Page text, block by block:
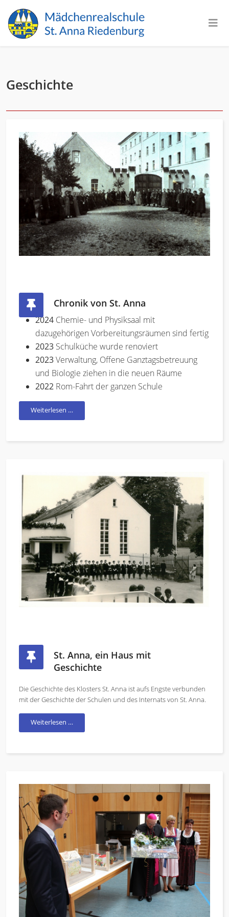
Geschichte
Chronik von St. Anna
2024 Chemie- und Physiksaal mit
dazugehörigen Vorbereitungsräumen sind fertig
2023 Schulküche wurde renoviert
2023Verwaltung, Offene Ganztagsbetreuung
und Biologie ziehen in die neuen Räume
2022 Rom-Fahrt der ganzen Schule
Weiterlesen …
St. Anna, ein Haus mit
Geschichte
Die Geschichte des Klosters St. Anna ist aufs Engste verbunden
mit der Geschichte der Schulen und des Internats von St. Anna.
Weiterlesen …